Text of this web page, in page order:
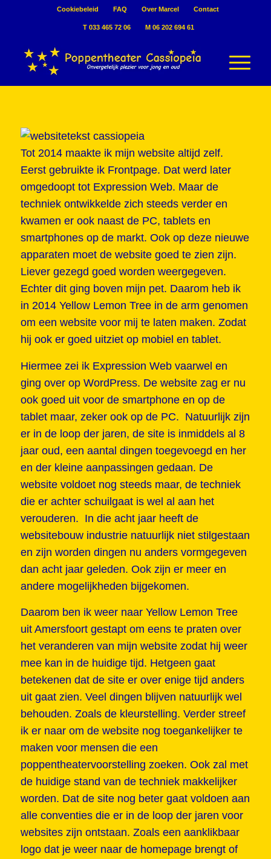
Cookiebeleid FAQ Over Marcel Contact
T 033 465 72 06 M 06 202 694 61
Tot 2014 maakte ik mijn website altijd zelf.
Eerst gebruikte ik Frontpage. Dat werd later
omgedoopt tot Expression Web. Maar de
techniek ontwikkelde zich steeds verder en
kwamen er ook naast de PC, tablets en
smartphones op de markt. Ook op deze nieuwe
apparaten moet de website goed te zien zijn.
Liever gezegd goed worden weergegeven.
Echter dit ging boven mijn pet. Daarom heb ik
in 2014 Yellow Lemon Treein de arm genomen
om een website voor mij te laten maken. Zodat
hij ook er goed uitziet op mobiel en tablet.
Hiermee zei ik Expression Web vaarwel en
ging over op WordPress. De website zag er nu
ook goed uit voor de smartphone en op de
tablet maar, zeker ook op de PC. Natuurlijk zijn
er in de loop der jaren, de site is inmiddels al 8
jaar oud, een aantal dingen toegevoegd en her
en der kleine aanpassingen gedaan. De
website voldoet nog steeds maar, de techniek
die er achter schuilgaat is wel al aan het
verouderen. In die acht jaar heeft de
websitebouw industrie natuurlijk niet stilgestaan
en zijn worden dingen nu anders vormgegeven
dan acht jaar geleden. Ook zijn er meer en
andere mogelijkheden bijgekomen.
Daarom ben ik weer naar Yellow Lemon Tree
uit Amersfoort gestapt om eens te praten over
het veranderen van mijn website zodat hij weer
mee kan in de huidige tijd. Hetgeen gaat
betekenen dat de site er over enige tijd anders
uit gaat zien. Veel dingen blijven natuurlijk wel
behouden. Zoals de kleurstelling. Verder streef
ik er naar om de website nog toegankelijker te
maken voor mensen die een
poppentheatervoorstelling zoeken. Ook zal met
de huidige stand van de techniek makkelijker
worden. Dat de site nog beter gaat voldoen aan
alle conventies die er in de loop der jaren voor
websites zijn ontstaan. Zoals een aanklikbaar
logo dat je weer naar de homepage brengt of